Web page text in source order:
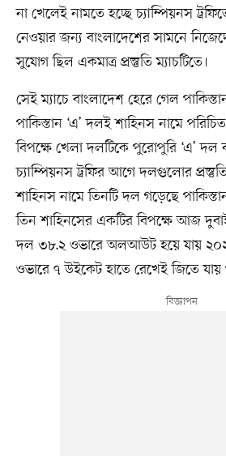
না খেলেই নামতে হচ্ছে চ্যাম্পিয়নস
নেওয়ার জন্য বাংলাদেশের সামনে
সুযোগ ছিল একমাত্র প্রস্তুতি ম্যাচটিতে।
সেই ম্যাচে বাংলাদেশ হেরে গেল
পাকিস্তান ‘এ’ দলই শাহিনস নামে
বিপক্ষে খেলা দলটিকে পুরোপুরি ‘এ’ দল
চ্যাম্পিয়নস ট্রফির আগে দলগুলোর
শাহিনস নামে তিনটি দল গড়েছে
তিন শাহিনসের একটির বিপক্ষে আজ
দল ৩৮.২ ওভারে অলআউট হয়ে যায়
ওভারে ৭ উইকেট হাতে রেখেই জিতে যায়